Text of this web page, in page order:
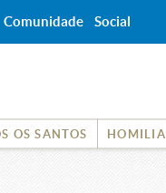
OS SANTOS HOMILIA
Comunidade Social